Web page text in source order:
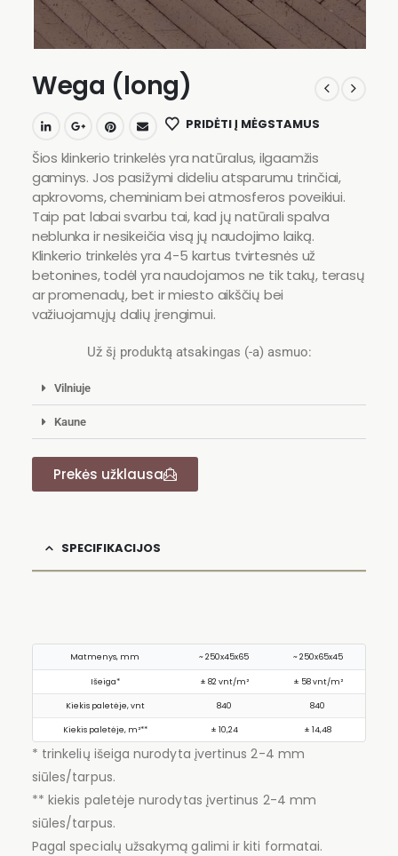
Wega (long)
PRIDĖTI Į MĖGSTAMUS
Šios klinkerio trinkelės yra natūralus, ilgaamžis
gaminys. Jos pasižymi dideliu atsparumu trinčiai,
apkrovoms, cheminiam bei atmosferos poveikiui.
Taip pat labai svarbu tai, kad jų natūrali spalva
neblunka ir nesikeičia visą jų naudojimo laiką.
Klinkerio trinkelės yra 4-5 kartus tvirtesnės už
betonines, todėl yra naudojamos ne tik takų, terasų
ar promenadų, bet ir miesto aikščių bei
važiuojamųjų dalių įrengimui.
Už šį produktą atsakingas (-a) asmuo:
Vilniuje
Kaune
Prekės užklausa
SPECIFIKACIJOS
Matmenys, mm ~ 250x45x65 ~ 250x65x45
Išeiga* ± 82 vnt/m² ± 58 vnt/m²
Kiekis paletėje, vnt 840 840
Kiekis paletėje, m²** ± 10,24 ± 14,48
* trinkelių išeiga nurodyta įvertinus 2-4 mm
siūles/tarpus.
** kiekis paletėje nurodytas įvertinus 2-4 mm
siūles/tarpus.
Pagal specialų užsakymą galimi ir kiti formatai.